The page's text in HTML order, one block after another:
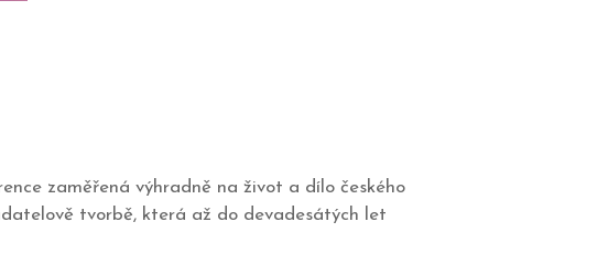
zaměřená výhradně na život a dílo českého
tvorbě, která až do devadesátých let